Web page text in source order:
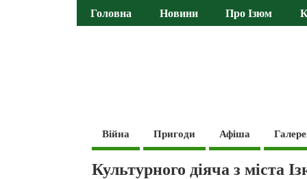
Головна Новини Про Ізюм
Війна Пригоди Афіша
Культурного діяча з міста